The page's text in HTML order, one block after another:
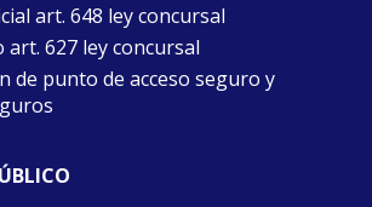
art. 648 ley concursal
art. 627 ley concursal
de punto de acceso seguro y